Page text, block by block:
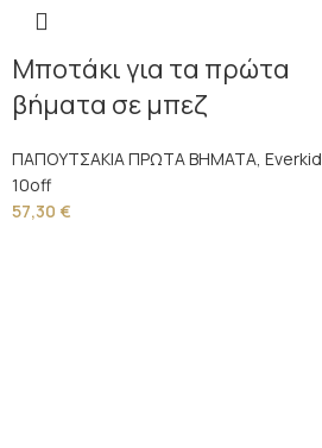
Μποτάκι για τα πρώτα
βήματα σε μπεζ
ΠΑΠΟΥΤΣΑΚΙΑ ΠΡΩΤΑ ΒΗΜΑΤΑ, Everkid
10off
57,30 €